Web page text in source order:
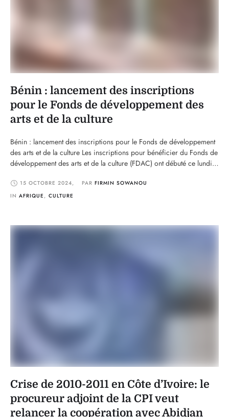
Bénin : lancement des inscriptions
pour le Fonds de développement des
arts et de la culture
Bénin : lancement des inscriptions pour le Fonds de développement
des arts et de la culture Les inscriptions pour bénéficier du Fonds de
développement des arts et de la culture (FDAC) ont débuté ce lundi
des arts et de la culture (ADAC), ce fonds a …
15 OCTOBRE 2024, PAR FIRMIN SOWANOU
IN AFRIQUE , CULTURE
Crise de 2010-2011 en Côte d’Ivoire: le
procureur adjoint de la CPI veut
relancer la coopération avec Abidjan